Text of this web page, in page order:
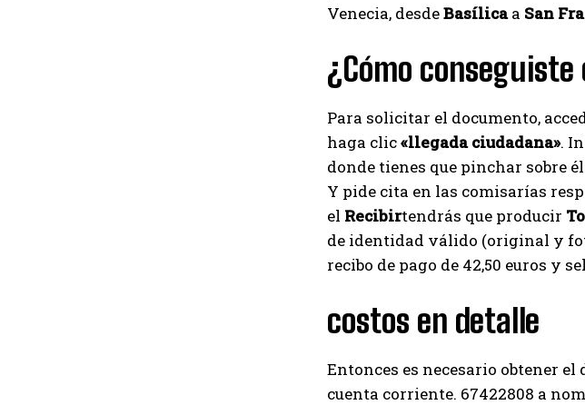
Venecia, desdeBasílicaa San
¿Cómo conseguiste
Para solicitar el documento,
haga clic«llegada ciudadana».
donde tienes que pinchar sobre él
Y pide cita en las comisarías
el Recibirtendrás que producir
de identidad válido (original y
recibo de pago de 42,50 euros y
costos en detalle
Entonces es necesario obtener el
cuenta corriente. 67422808 a